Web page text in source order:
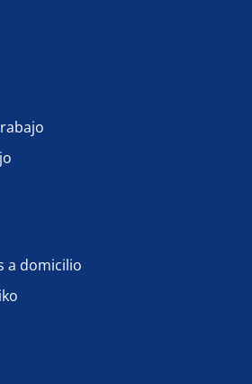
a domicilio